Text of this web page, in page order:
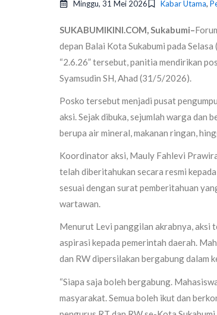
Minggu, 31 Mei 2026 Kabar Utama,
SUKABUMIKINI.COM, Sukabumi–
depan Balai Kota Sukabumi pada
“2.6.26” tersebut, panitia mendirikan
Syamsudin SH, Ahad (31/5/2026).
Posko tersebut menjadi pusat
aksi. Sejak dibuka, sejumlah warga dan
berupa air mineral, makanan ringan,
Koordinator aksi, Mauly Fahlevi
telah diberitahukan secara resmi
sesuai dengan surat pemberitahuan
wartawan.
Menurut Levi panggilan akrabnya, aksi
aspirasi kepada pemerintah daerah.
dan RW dipersilakan bergabung dalam
“Siapa saja boleh bergabung.
masyarakat. Semua boleh ikut dan